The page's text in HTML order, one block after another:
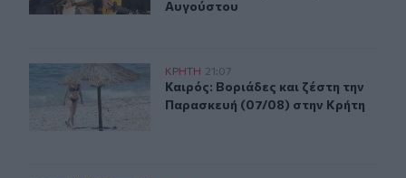
Αυγούστου
Καιρός: Βοριάδες και ζέστη την Παρασκευή (07/08)
ΚΡΗΤΗ 21:07
Καιρός: Βοριάδες και ζέστη την
Καιρός: Βοριάδες και ζέστη την
Παρασκευή (07/08) στην Κρήτη